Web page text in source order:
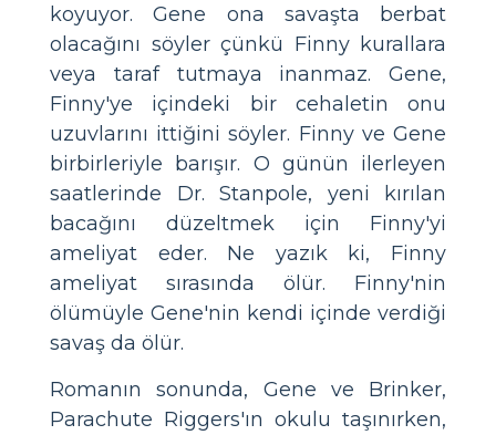
koyuyor. Gene ona savaşta berbat
olacağını söyler çünkü Finny kurallara
veya taraf tutmaya inanmaz. Gene,
Finny'ye içindeki bir cehaletin onu
uzuvlarını ittiğini söyler. Finny ve Gene
birbirleriyle barışır. O günün ilerleyen
saatlerinde Dr. Stanpole, yeni kırılan
bacağını düzeltmek için Finny'yi
ameliyat eder. Ne yazık ki, Finny
ameliyat sırasında ölür. Finny'nin
ölümüyle Gene'nin kendi içinde verdiği
savaş da ölür.
Romanın sonunda, Gene ve Brinker,
Parachute Riggers'ın okulu taşınırken,